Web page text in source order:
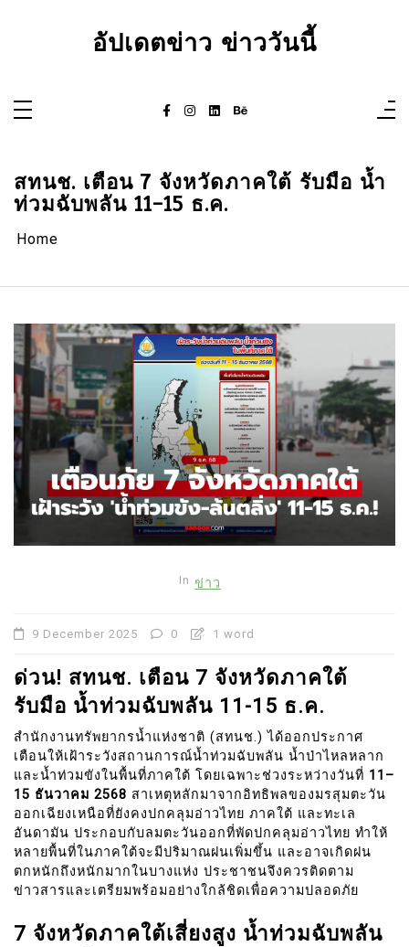
อัปเดตข่าว ข่าววันนี้
สทนช. เตือน 7 จังหวัดภาคใต้ รับมือ น้ำ
ท่วมฉับพลัน 11-15 ธ.ค.
Home
In ข่าว
9 December 2025 0 1 word
ด่วน! สทนช. เตือน 7 จังหวัดภาคใต้
รับมือ น้ำท่วมฉับพลัน 11-15 ธ.ค.
สำนักงานทรัพยากรน้ำแห่งชาติ (สทนช.) ได้ออกประกาศ
เตือนให้เฝ้าระวังสถานการณ์น้ำท่วมฉับพลัน น้ำป่าไหลหลาก
และน้ำท่วมขังในพื้นที่ภาคใต้ โดยเฉพาะช่วงระหว่างวันที่ 11–
15 ธันวาคม 2568 สาเหตุหลักมาจากอิทธิพลของมรสุมตะวัน
ออกเฉียงเหนือที่ยังคงปกคลุมอ่าวไทย ภาคใต้ และทะเล
อันดามัน ประกอบกับลมตะวันออกที่พัดปกคลุมอ่าวไทย ทำให้
หลายพื้นที่ในภาคใต้จะมีปริมาณฝนเพิ่มขึ้น และอาจเกิดฝน
ตกหนักถึงหนักมากในบางแห่ง ประชาชนจึงควรติดตาม
ข่าวสารและเตรียมพร้อมอย่างใกล้ชิดเพื่อความปลอดภัย
7 จังหวัดภาคใต้เสี่ยงสูง น้ำท่วมฉับพลัน